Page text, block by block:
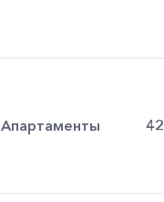
Апартаменты